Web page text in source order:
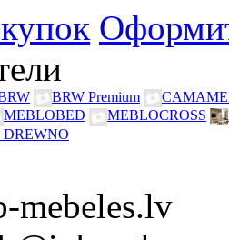
BRW Premium
MEBLOBED MEBLOCROSS
mebeles.lv